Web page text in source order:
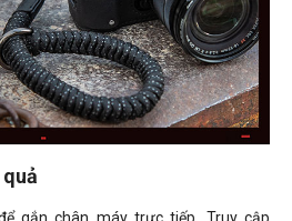
gắn chân máy trực tiếp. Truy cập